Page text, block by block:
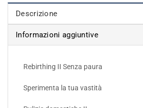
Descrizione
Informazioni aggiuntive
Rebirthing II Senza paura
Sperimenta la tua vastità